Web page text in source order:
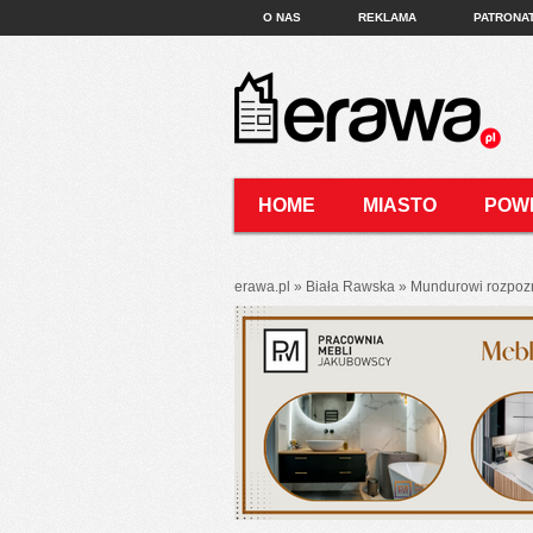
O NAS REKLAMA
HOME MIASTO
erawa.pl » Biała Rawska » Mundurowi